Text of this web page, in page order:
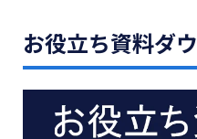
お役立ち資料ダ